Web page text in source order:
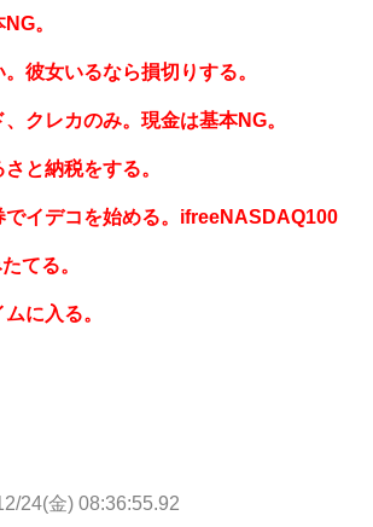
。
。彼女いるなら損切りする。
、クレカのみ。現金は基本NG。
と納税をする。
でイデコを始める。ifreeNASDAQ100
てる。
に入る。
24(金) 08:36:55.92